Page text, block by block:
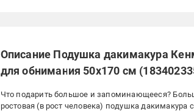
Описание Подушка дакимакура
для обнимания 50x170 см
Что подарить большое и запоминающееся?
ростовая (в рост человека) подушка